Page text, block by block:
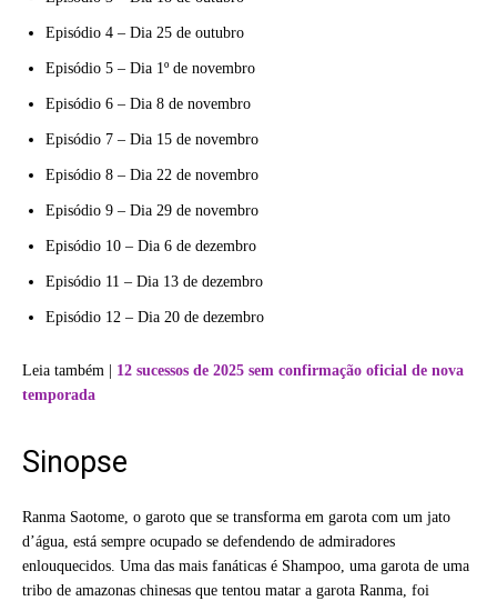
Episódio 4 – Dia 25 de outubro
Episódio 5 – Dia 1º de novembro
Episódio 6 – Dia 8 de novembro
Episódio 7 – Dia 15 de novembro
Episódio 8 – Dia 22 de novembro
Episódio 9 – Dia 29 de novembro
Episódio 10 – Dia 6 de dezembro
Episódio 11 – Dia 13 de dezembro
Episódio 12 – Dia 20 de dezembro
Leia também | 12 sucessos de 2025 sem confirmação oficial de nova
temporada
Sinopse
Ranma Saotome, o garoto que se transforma em garota com um jato
d’água, está sempre ocupado se defendendo de admiradores
enlouquecidos. Uma das mais fanáticas é Shampoo, uma garota de uma
tribo de amazonas chinesas que tentou matar a garota Ranma, foi